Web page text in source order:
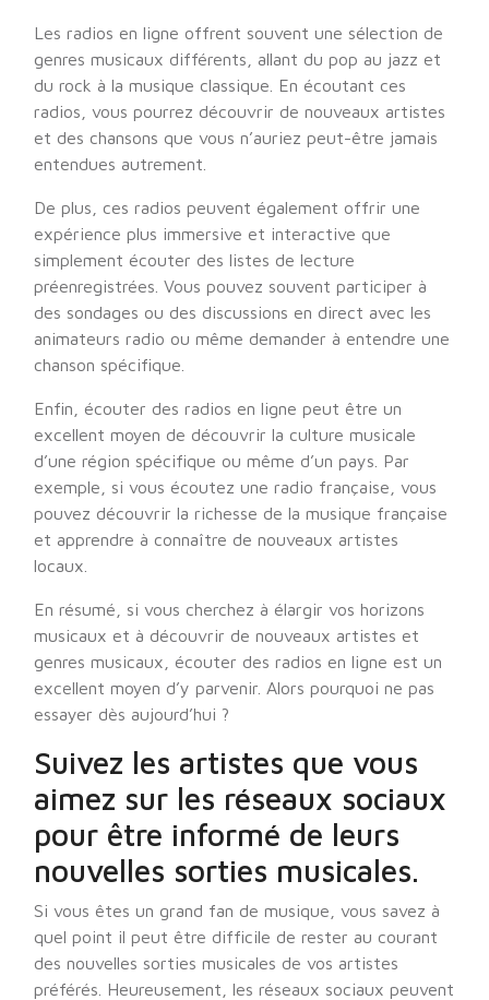
Les radios en ligne offrent souvent une sélection de
genres musicaux différents, allant du pop au jazz et
du rock à la musique classique. En écoutant ces
radios, vous pourrez découvrir de nouveaux artistes
et des chansons que vous n’auriez peut-être jamais
entendues autrement.
De plus, ces radios peuvent également offrir une
expérience plus immersive et interactive que
simplement écouter des listes de lecture
préenregistrées. Vous pouvez souvent participer à
des sondages ou des discussions en direct avec les
animateurs radio ou même demander à entendre une
chanson spécifique.
Enfin, écouter des radios en ligne peut être un
excellent moyen de découvrir la culture musicale
d’une région spécifique ou même d’un pays. Par
exemple, si vous écoutez une radio française, vous
pouvez découvrir la richesse de la musique française
et apprendre à connaître de nouveaux artistes
locaux.
En résumé, si vous cherchez à élargir vos horizons
musicaux et à découvrir de nouveaux artistes et
genres musicaux, écouter des radios en ligne est un
excellent moyen d’y parvenir. Alors pourquoi ne pas
essayer dès aujourd’hui ?
Suivez les artistes que vous
aimez sur les réseaux sociaux
pour être informé de leurs
nouvelles sorties musicales.
Si vous êtes un grand fan de musique, vous savez à
quel point il peut être difficile de rester au courant
des nouvelles sorties musicales de vos artistes
préférés. Heureusement, les réseaux sociaux peuvent